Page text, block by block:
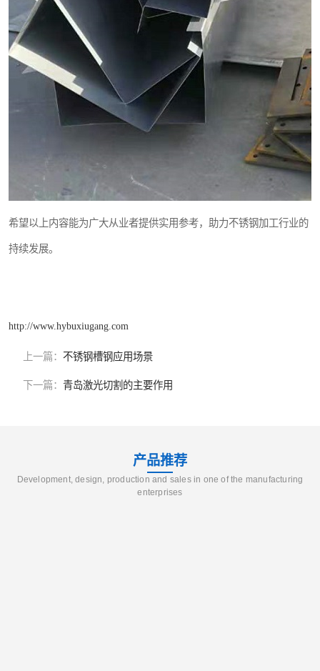
希望以上内容能为广大从业者提供实用参考，助力不锈钢加工行业的
持续发展。
http://www.hybuxiugang.com
上一篇： 不锈钢槽钢应用场景
下一篇： 青岛激光切割的主要作用
产品推荐
Development, design, production and sales in one of the manufacturing
enterprises